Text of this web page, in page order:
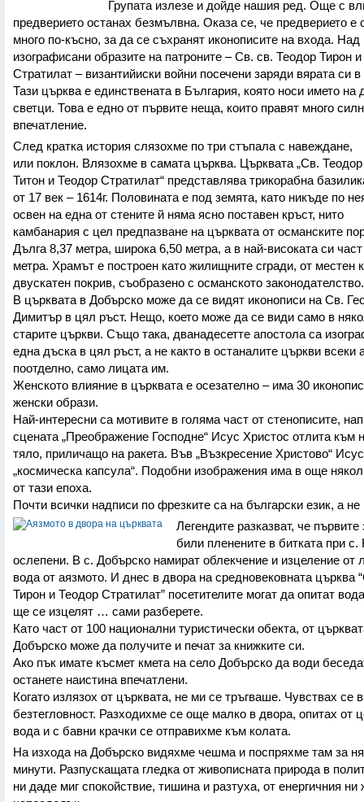
Групата излезе и дойде нашия ред. Още с
предверието останах безмълвна. Оказа се, че предверието е
много по-късно, за да се съхранят иконописите на входа. Над
изографисани образите на патроните – Св. св. Теодор Тирон
Стратилат – византийиски войни посечени заряди вярата си
Тази църква е единствената в България, която носи името на
светци. Това е едно от първите неща, които правят много
впечатление.
След кратка история слязохме по три стъпала с навеждане,
или поклон. Влязохме в самата църква. Църквата „Св. Теодор
Титон и Теодор Стратилат“ представлява трикорабна
от 17 век – 1614г. Половината е под земята, като никъде по
освен на една от стените й няма ясно поставен кръст, нито
камбанария с цел предпазване на църквата от османските
Дълга 8,37 метра, широка 6,50 метра, а в най-високата си
метра. Храмът е построен като жилищните сгради, от местен
двускатен покрив, съобразено с османското законодателство.
В църквата в Добърско може да се видят иконописи на Св.
Димитър в цял ръст. Нещо, което може да се види само в
старите църкви. Също така, дванадесетте апостола са
една дъска в цял ръст, а не както в останалите църкви всеки
поотделно, само лицата им.
Женското влияние в църквата е осезателно – има 30
женски образи.
Най-интересни са мотивите в голяма част от стенописите,
сцената „Преображение Господне“ Исус Христос отлита към
тяло, приличащо на ракета. Във „Възкресение Христово“
„космическа капсула“. Подобни изображения има в още
от тази епоха.
Почти всички надписи по фрезките са на български език, а не
Легендите разказват, че първите
били пленените в битката при
ослепени. В с. Добърско намират облекчение и изцеление от
вода от аязмото. И днес в двора на средновековната църква
Тирон и Теодор Стратилат” посетителите могат да опитат
ще се изцелят … сами разберете.
Като част от 100 национални туристически обекта, от
Добърско може да получите и печат за книжките си.
Ако пък имате късмет кмета на село Добърско да води
останете наистина впечатлени.
Когато излязох от църквата, не ми се тръгваше. Чувствах се в
безтегловност. Разходихме се още малко в двора, опитах от
вода и с бавни крачки се отправихме към колата.
На изхода на Добърско видяхме чешма и поспряхме там за
минути. Разпускащата гледка от живописната природа в
ни даде миг спокойствие, тишина и разтуха, от енергичния ни